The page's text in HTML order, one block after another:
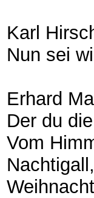
Karl
Nun sei
Erhard
Der du
Vom
Weihnacht